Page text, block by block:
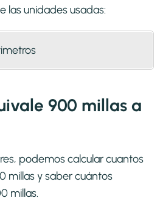
las unidades usadas:
900 millas a
podemos calcular cuantos
millas y saber cuántos
millas.